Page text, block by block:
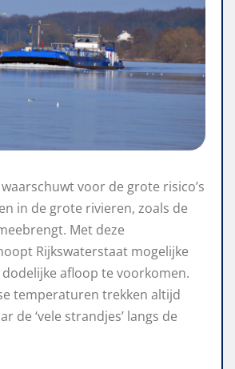
voor de grote risico’s
in de grote rivieren, zoals de
Met deze
Rijkswaterstaat mogelijke
afloop te voorkomen.
temperaturen trekken altijd
de ‘vele strandjes’ langs de